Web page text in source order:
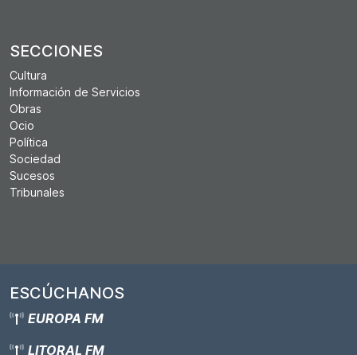
SECCIONES
Cultura
Información de Servicios
Obras
Ocio
Política
Sociedad
Sucesos
Tribunales
ESCÚCHANOS
EUROPA FM
LITORAL FM